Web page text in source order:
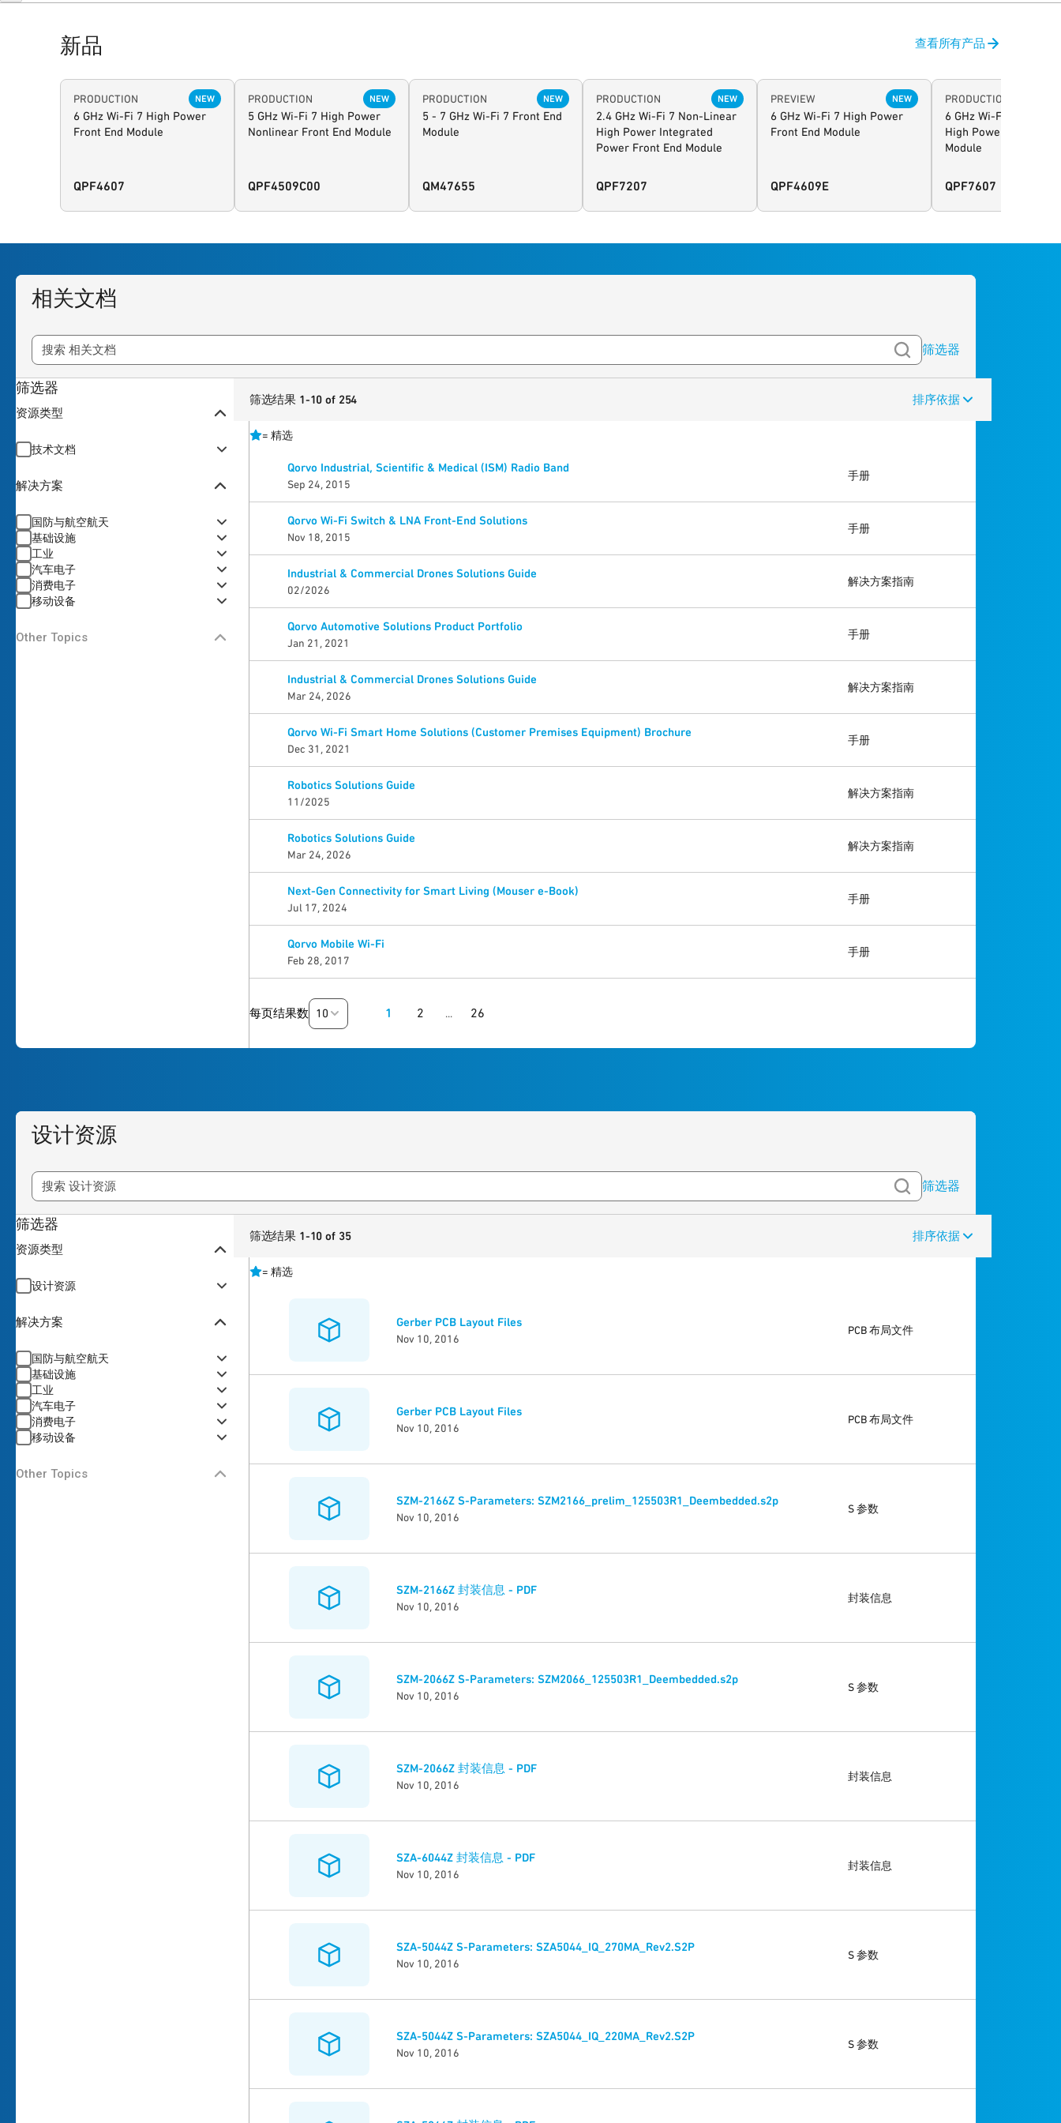
新品 查看所有产品
PRODUCTION NEW
6 GHz Wi-Fi 7 High Power
Front End Module
QPF4607
PRODUCTION NEW
5 GHz Wi-Fi 7 High Power
Nonlinear Front End Module
QPF4509C00
PRODUCTION NEW
5 - 7 GHz Wi-Fi 7 Front End
Module
QM47655
PRODUCTION NEW
2.4 GHz Wi-Fi 7 Non-Linear
High Power Integrated
Power Front End Module
QPF7207
PREVIEW NEW
6 GHz Wi-Fi 7 High Power
Front End Module
QPF4609E
PRODUCTION
6 GHz Wi-Fi 7 Non-
High Power Front End
Module
QPF7607
相关文档
筛选器
筛选器
资源类型
技术文档
解决方案
国防与航空航天
基础设施
工业
汽车电子
消费电子
移动设备
Other Topics
筛选结果 1-10 of 254 排序依据
= 精选
Qorvo Industrial, Scientific & Medical (ISM) Radio Band
Sep 24, 2015
手册
Qorvo Wi-Fi Switch & LNA Front-End Solutions
Nov 18, 2015
手册
Industrial & Commercial Drones Solutions Guide
02/2026
解决方案指南
Qorvo Automotive Solutions Product Portfolio
Jan 21, 2021
手册
Industrial & Commercial Drones Solutions Guide
Mar 24, 2026
解决方案指南
Qorvo Wi-Fi Smart Home Solutions (Customer Premises Equipment) Brochure
Dec 31, 2021
手册
Robotics Solutions Guide
11/2025
解决方案指南
Robotics Solutions Guide
Mar 24, 2026
解决方案指南
Next-Gen Connectivity for Smart Living (Mouser e-Book)
Jul 17, 2024
手册
Qorvo Mobile Wi-Fi
Feb 28, 2017
手册
每页结果数 10 1 2 ... 26
设计资源
筛选器
筛选器
资源类型
设计资源
解决方案
国防与航空航天
基础设施
工业
汽车电子
消费电子
移动设备
Other Topics
筛选结果 1-10 of 35 排序依据
= 精选
Gerber PCB Layout Files
Nov 10, 2016
PCB 布局文件
Gerber PCB Layout Files
Nov 10, 2016
PCB 布局文件
SZM-2166Z S-Parameters: SZM2166_prelim_125503R1_Deembedded.s2p
Nov 10, 2016
S 参数
SZM-2166Z 封装信息 - PDF
Nov 10, 2016
封装信息
SZM-2066Z S-Parameters: SZM2066_125503R1_Deembedded.s2p
Nov 10, 2016
S 参数
SZM-2066Z 封装信息 - PDF
Nov 10, 2016
封装信息
SZA-6044Z 封装信息 - PDF
Nov 10, 2016
封装信息
SZA-5044Z S-Parameters: SZA5044_IQ_270MA_Rev2.S2P
Nov 10, 2016
S 参数
SZA-5044Z S-Parameters: SZA5044_IQ_220MA_Rev2.S2P
Nov 10, 2016
S 参数